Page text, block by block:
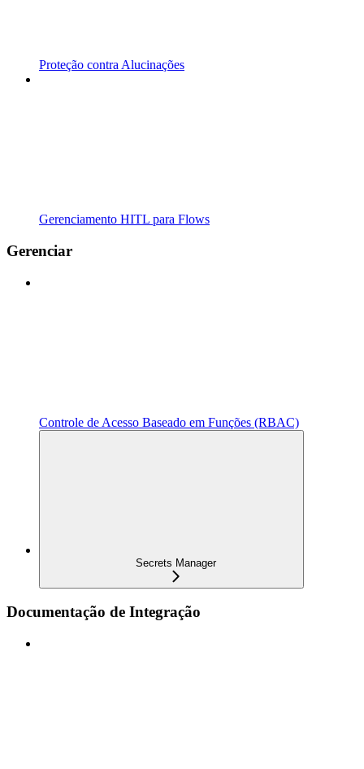
Proteção contra Alucinações
Gerenciamento HITL para Flows
Gerenciar
Controle de Acesso Baseado em Funções (RBAC)
Secrets Manager
Documentação de Integração